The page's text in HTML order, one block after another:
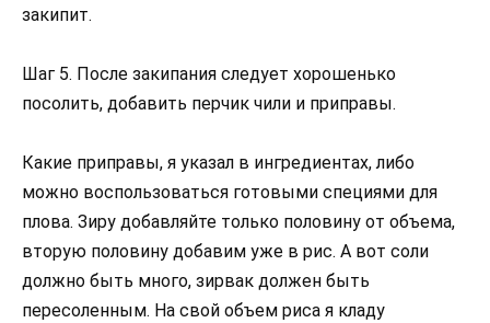
закипит.
Шаг 5. После закипания следует хорошенько
посолить, добавить перчик чили и приправы.
Какие приправы, я указал в ингредиентах, либо
можно воспользоваться готовыми специями для
плова. Зиру добавляйте только половину от объема,
вторую половину добавим уже в рис. А вот соли
должно быть много, зирвак должен быть
пересоленным. На свой объем риса я кладу